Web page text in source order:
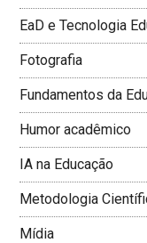
EaD e Tecnologia
Fotografia
Fundamentos da
Humor acadêmico
IA na Educação
Metodologia
Mí­dia